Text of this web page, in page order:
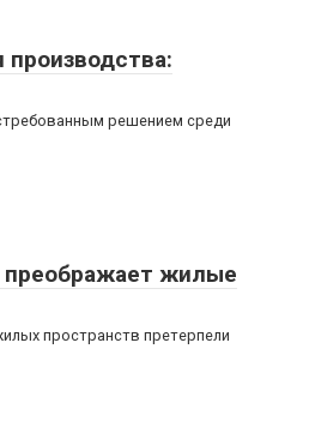
решением среди
преображает жилые
пространств претерпели